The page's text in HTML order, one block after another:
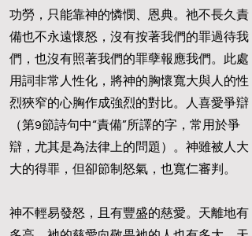
功勞，只能靠神的憐憫、恩典。祂不長久責
備也不永遠懷怒，沒有按著我們的罪過待我
們，也沒有照著我們的罪孽報應我們。此處
用詞非常人性化，將神的胸懷寬大與人的性
烈狹窄的心胸作成強烈的對比。人喜愛爭辯
（第9節詩句中“責備”所譯的字，常用於爭
辯，尤其是為法律上的問題）。神雖被人大
大的得罪，但卻節制怒氣，也寬仁審判。
神不輕易發怒，且有豐盛的慈愛。天離地有